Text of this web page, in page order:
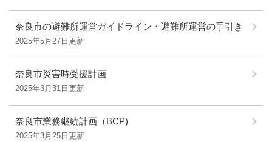
奈良市の避難所運営ガイドライン・避難所運営の手引き
2025年5月27日更新
奈良市災害時受援計画
2025年3月31日更新
奈良市業務継続計画（BCP)
2025年3月25日更新